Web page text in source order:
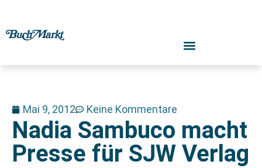
Mai 9, 2012 Keine Kommentare
Nadia Sambuco macht
Presse für SJW Verlag